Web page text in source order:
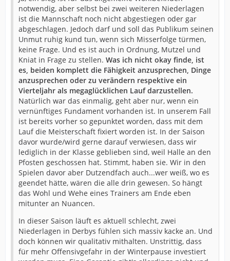
notwendig, aber selbst bei zwei weiteren Niederlagen
ist die Mannschaft noch nicht abgestiegen oder gar
abgeschlagen. Jedoch darf und soll das Publikum seinen
Unmut ruhig kund tun, wenn sich Misserfolge türmen,
keine Frage. Und es ist auch in Ordnung, Mutzel und
Kniat in Frage zu stellen. Was ich nicht okay finde, ist
es, beiden komplett die Fähigkeit anzusprechen, Dinge
anzusprechen oder zu verändern respektive ein
Vierteljahr als megaglücklichen Lauf darzustellen.
Natürlich war das einmalig, geht aber nur, wenn ein
vernünftiges Fundament vorhanden ist. In unserem Fall
ist bereits vorher so gepunktet worden, dass mit dem
Lauf die Meisterschaft fixiert worden ist. In der Saison
davor wurde/wird gerne darauf verwiesen, dass wir
lediglich in der Klasse geblieben sind, weil Halle an den
Pfosten geschossen hat. Stimmt, haben sie. Wir in den
Spielen davor aber Dutzendfach auch...wer weiß, wo es
geendet hätte, wären die alle drin gewesen. So hängt
das Wohl und Wehe eines Trainers am Ende eben
mitunter an Nuancen.
In dieser Saison läuft es aktuell schlecht, zwei
Niederlagen in Derbys fühlen sich massiv kacke an. Und
doch können wir qualitativ mithalten. Unstrittig, dass
für mehr Offensivgefahr in der Winterpause investiert